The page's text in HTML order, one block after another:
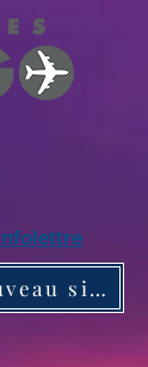
Visitez notre nouveau site web!